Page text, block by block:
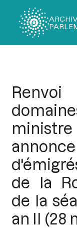
de la
de la
an II (28